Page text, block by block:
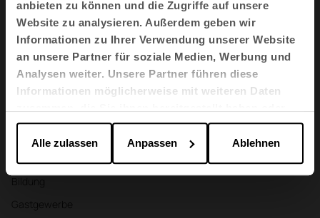
anbieten zu können und die Zugriffe auf unsere
Website zu analysieren. Außerdem geben wir
Informationen zu Ihrer Verwendung unserer Website
an unsere Partner für soziale Medien, Werbung und
Analysen weiter. Unsere Partner führen diese
Informationen möglicherweise mit weiteren Daten
die sie im Rahmen Ihrer Nutzung der Dienste
gesammelt haben.
Alle zulassen Anpassen Ablehnen
Akustikkabinen
Trennelemente
Stauraum
Agile
Branchen
Büros
Gesundheitswesen
Gastgewerbe